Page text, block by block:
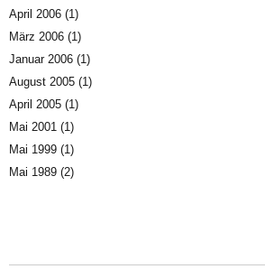
April 2006 (1)
März 2006 (1)
Januar 2006 (1)
August 2005 (1)
April 2005 (1)
Mai 2001 (1)
Mai 1999 (1)
Mai 1989 (2)